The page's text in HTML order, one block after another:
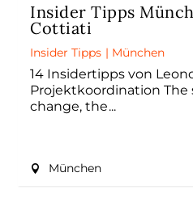
Insider Tipps
Cottiati
Insider Tipps | München
14 Insidertipps von
Projektkoordination The
change, the
München